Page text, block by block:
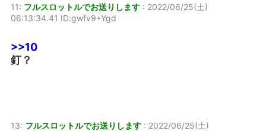
11: フルスロットルでお送りします : 2022/06/25(土)
06:13:34.41 ID:gwfv9+Ygd
>>10
釘？
13: フルスロットルでお送りします : 2022/06/25(土)